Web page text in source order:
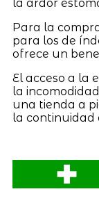
la ardor
Para la
para los de
ofrece un
El acceso a la
la
una tienda a
la continuidad